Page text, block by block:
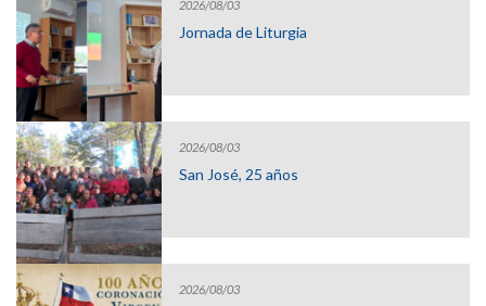
2026/08/03
Jornada de Liturgia
2026/08/03
San José, 25 años
2026/08/03